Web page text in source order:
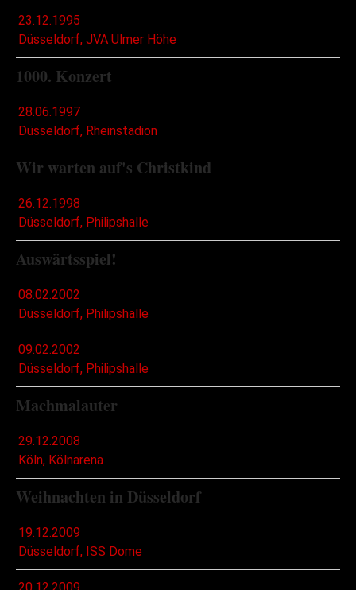
23.12.1995
Düsseldorf, JVA Ulmer Höhe
1000. Konzert
28.06.1997
Düsseldorf, Rheinstadion
Wir warten auf's Christkind
26.12.1998
Düsseldorf, Philipshalle
Auswärtsspiel!
08.02.2002
Düsseldorf, Philipshalle
09.02.2002
Düsseldorf, Philipshalle
Machmalauter
29.12.2008
Köln, Kölnarena
Weihnachten in Düsseldorf
19.12.2009
Düsseldorf, ISS Dome